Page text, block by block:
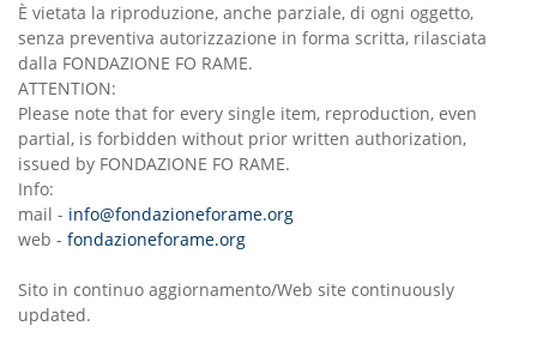
È vietata la riproduzione, anche parziale, di ogni oggetto,
senza preventiva autorizzazione in forma scritta, rilasciata
dalla FONDAZIONE FO RAME.
ATTENTION:
Please note that for every single item, reproduction, even
partial, is forbidden without prior written authorization,
issued by FONDAZIONE FO RAME.
Info:
mail - info@fondazioneforame.org
web - fondazioneforame.org
Sito in continuo aggiornamento/Web site continuously
updated.